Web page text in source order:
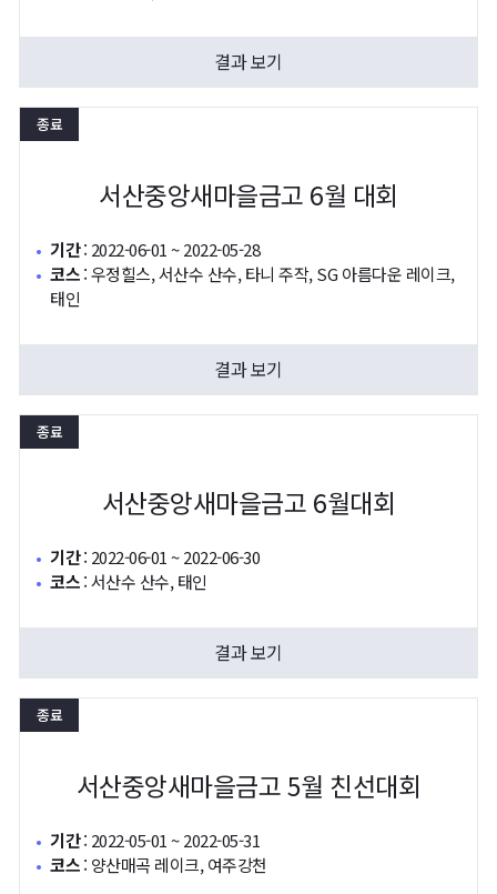
결과 보기
종료
서산중앙새마을금고 6월 대회
기간: 2022-06-01 ~ 2022-05-28
코스:우정힐스, 서산수 산수, 타니 주작, SG 아름다운 레이크,
태인
결과 보기
종료
서산중앙새마을금고 6월대회
기간: 2022-06-01 ~ 2022-06-30
코스:서산수 산수, 태인
결과 보기
종료
서산중앙새마을금고 5월 친선대회
기간: 2022-05-01 ~ 2022-05-31
코스: 양산매곡 레이크, 여주강천